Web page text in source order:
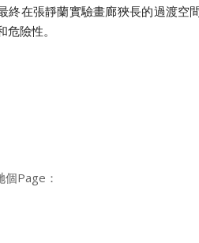
終在張靜蘭實驗畫廊狹長的過渡空
危險性。
個Page：